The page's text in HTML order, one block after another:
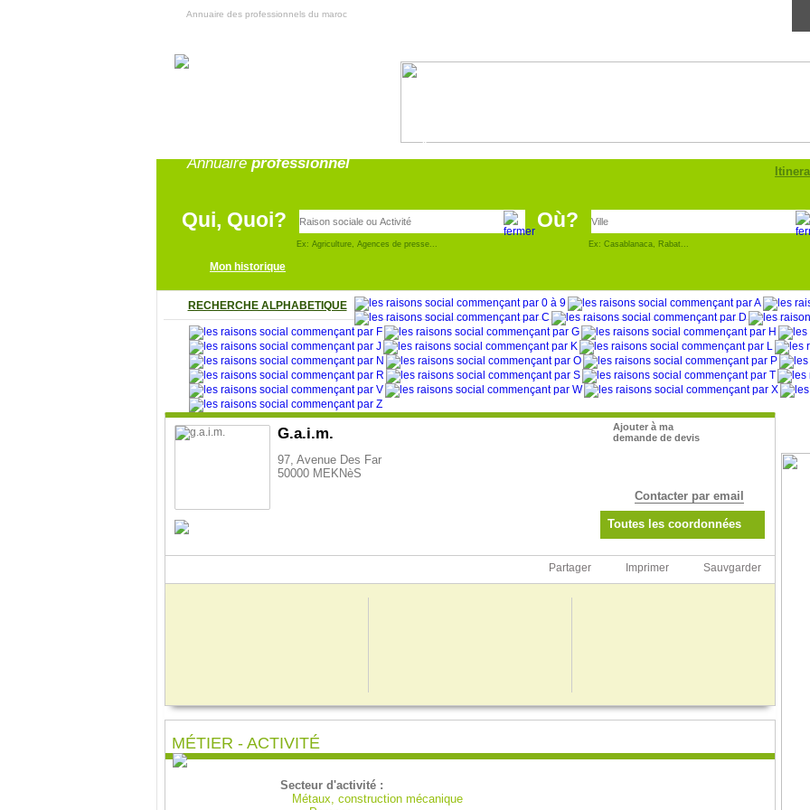
Annuaire des professionnels du maroc
Annuaireprofessionnel
Annoncepro
Qui, Quoi?
Ex: Agriculture, Agences de presse...
Où?
Ex: Casablanaca, Rabat...
Mon historique
RECHERCHE ALPHABETIQUE
G.a.i.m.
97, Avenue Des Far
50000 MEKNèS
Ajouter à ma
demande de devis
Contacter par email
Toutes les coordonnées
Partager Imprimer Sauvgarder
MÉTIER - ACTIVITÉ
Secteur d'activité :
Métaux, construction mécanique